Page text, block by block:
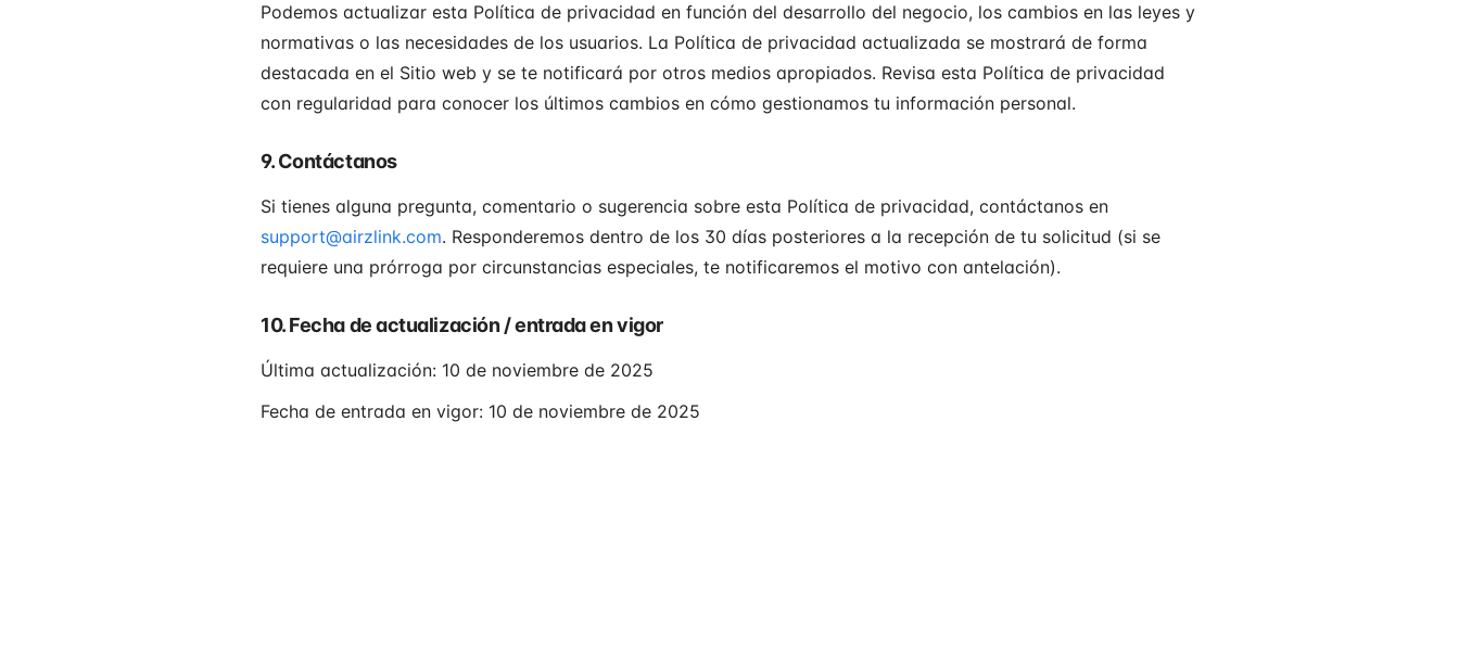
Podemos actualizar esta Política de privacidad en función del desarrollo del negocio, los cambios en las leyes y
normativas o las necesidades de los usuarios. La Política de privacidad actualizada se mostrará de forma
destacada en el Sitio web y se te notificará por otros medios apropiados. Revisa esta Política de privacidad
con regularidad para conocer los últimos cambios en cómo gestionamos tu información personal.
9. Contáctanos
Si tienes alguna pregunta, comentario o sugerencia sobre esta Política de privacidad, contáctanos en
support@airzlink.com. Responderemos dentro de los 30 días posteriores a la recepción de tu solicitud (si se
requiere una prórroga por circunstancias especiales, te notificaremos el motivo con antelación).
10. Fecha de actualización / entrada en vigor
Última actualización: 10 de noviembre de 2025
Fecha de entrada en vigor: 10 de noviembre de 2025